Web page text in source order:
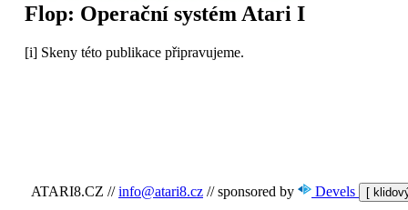
Flop: Operační systém Atari I
[i] Skeny této publikace připravujeme.
ATARI8.CZ // info@atari8.cz // sponsored by Devels [